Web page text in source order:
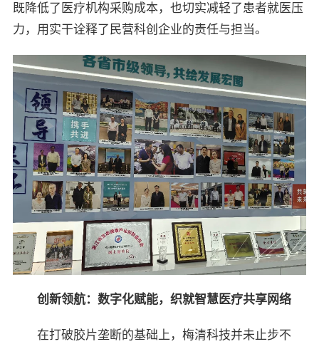
既降低了医疗机构采购成本，也切实减轻了患者就医压
力，用实干诠释了民营科创企业的责任与担当。
创新领航：数字化赋能，织就智慧医疗共享网络
在打破胶片垄断的基础上，梅清科技并未止步不